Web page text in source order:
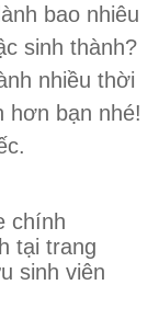
bao nhiêu
sinh thành?
nhiều thời
hơn bạn nhé!
chính
tại trang
sinh viên